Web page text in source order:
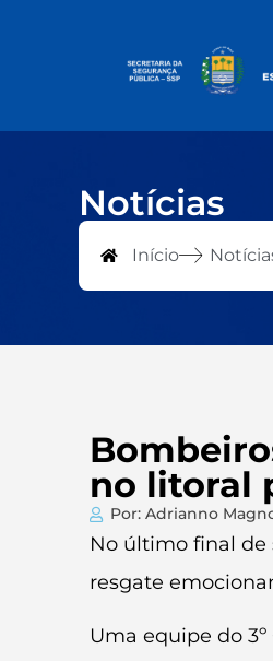
Notícias
Início
no litoral
Por: Adrianno
No último final de
resgate
Uma equipe do